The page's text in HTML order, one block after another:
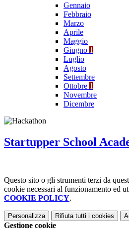
Gennaio
Febbraio
Marzo
Aprile
Maggio
Giugno 1
Luglio
Agosto
Settembre
Ottobre 1
Novembre
Dicembre
Startupper School
Questo sito o gli strumenti terzi da
cookie necessari al funzionamento ed
COOKIE POLICY.
Personalizza Rifiuta tutti i cookies
Gestione cookie